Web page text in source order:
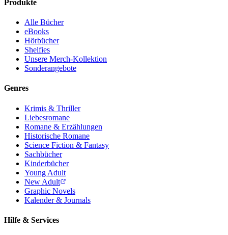
Produkte
Alle Bücher
eBooks
Hörbücher
Shelfies
Unsere Merch-Kollektion
Sonderangebote
Genres
Krimis & Thriller
Liebesromane
Romane & Erzählungen
Historische Romane
Science Fiction & Fantasy
Sachbücher
Kinderbücher
Young Adult
New Adult
Graphic Novels
Kalender & Journals
Hilfe & Services